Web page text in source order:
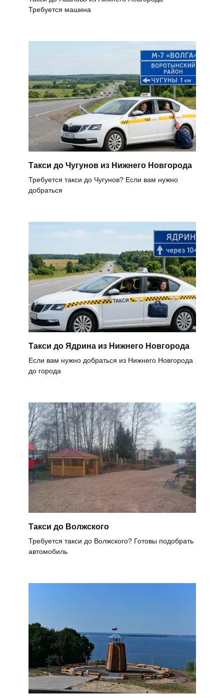
Требуется машина
Такси до Чугунов из Нижнего Новгорода
Требуется такси до Чугунов? Если вам нужно
добраться
Такси до Ядрина из Нижнего Новгорода
Если вам нужно добраться из Нижнего Новгорода
до города
Такси до Волжского
Требуется такси до Волжского? Готовы подобрать
автомобиль